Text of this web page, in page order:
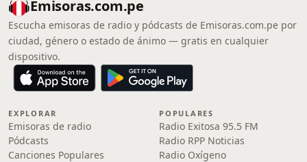
Emisoras.com.pe
Escucha emisoras de radio y pódcasts de Emisoras.com.pe por
ciudad, género o estado de ánimo — gratis en cualquier
dispositivo.
EXPLORAR
Emisoras de radio
Pódcasts
Canciones Populares
POPULARES
Radio Exitosa 95.5 FM
Radio RPP Noticias
Radio Oxígeno